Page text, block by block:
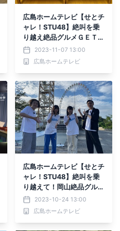
広島ホームテレビ【せとチ
ャレ！STU48】絶叫を乗
り越え絶品グルメＧＥＴを
目指す挑戦！完結編
2023-11-07 13:00
広島ホームテレビ
広島ホームテレビ【せとチ
ャレ！STU48】絶叫を乗
り越えて！岡山絶品グルメ
ＧＥＴに挑戦
2023-10-24 13:00
広島ホームテレビ